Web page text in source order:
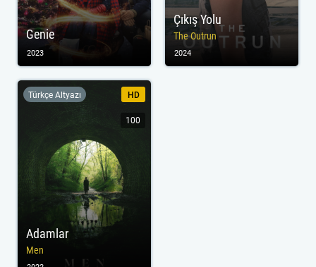
Genie
2023
Çıkış Yolu
The Outrun
2024
Adamlar
Men
Türkçe Altyazı HD
100